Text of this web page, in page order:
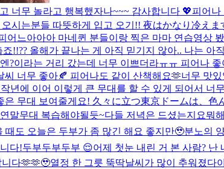
너무 놀라고 행복했자나~~~ 감사합니다 💖​피어나
시는분들 따뜻하게 입고 오기!! 夜はかなり冷え
어느아아아 마네퀸 분들이랑 찍은 마마 연습영상
!!?? 올해가 끝나는 게 아직 믿기지 않아.. 나는 아
이라는 거리 갔는데 너무 이쁘더라ㅠㅠ 피어나
씨 너무 좋아🍂 피어나도 같이 산책해요🫶너무 맛있
년에 이어 이렇게 큰 무대를 할 수 있게 되어서 너
무대 보여줄게요! 久々に立つ東京ドームは、
말무대 복습해야될듯~다들 저녁은 드셨는지요뭐
때도 오늘은 두부가 좀 많긴 해요 좋지만🥹분노의
다!두부두부두부 😌어제 첫눈 내린 거 본 사람? 난
다🫶🫶🥹열정 한 그릇 뚝딱날씨가 많이 추워졌다